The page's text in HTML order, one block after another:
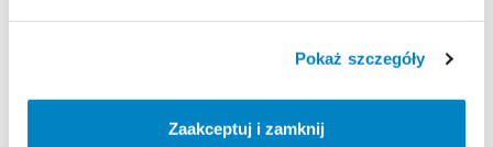
Pokaż szczegóły
Zaakceptuj i zamknij
Zasady wypożyczenia